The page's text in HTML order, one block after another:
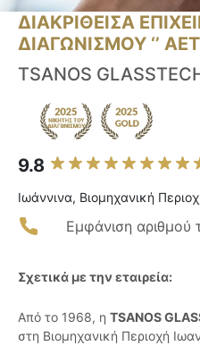
ΔΙΑΚΡΙΘΕΙΣΑ
ΔΙΑΓΩΝΙΣΜΟΥ ‘’
TSANOS
9.8
Ιωάννινα, Βιομηχανική
Εμφάνιση αριθμού
Σχετικά με την εταιρεία:
Από το 1968, η TSANOS
στη Βιομηχανική Περιοχή